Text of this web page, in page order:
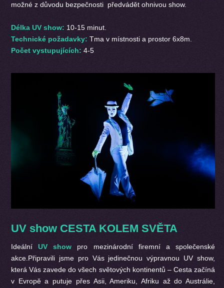
možné z důvodu bezpečnosti předvádět ohnivou show.
Délka UV show: 10-15 minut.
Technické požadavky: Tma v místnosti a prostor 6x8m.
Počet vystupujících: 4-5
UV show CESTA KOLEM SVĚTA
IdeálníUV show pro mezinárodní firemní a společenské
akce.Připravili jsme pro Vás jedinečnou výpravnou UV show,
která Vás zavede do všech světových kontinentů – Cesta začíná
v Evropě a putuje přes Asii, Ameriku, Afriku až do Austrálie,